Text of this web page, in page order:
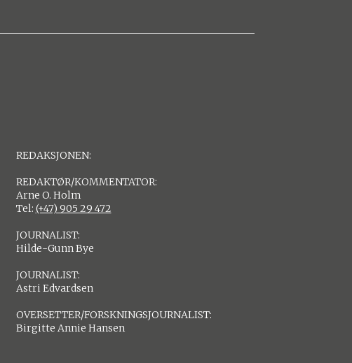
REDAKSJONEN:
REDAKTØR/KOMMENTATOR:
Arne O. Holm
Tel: (+47) 905 29 472
JOURNALIST:
Hilde-Gunn Bye
JOURNALIST:
Astri Edvardsen
OVERSETTER/FORSKNINGSJOURNALIST:
Birgitte Annie Hansen